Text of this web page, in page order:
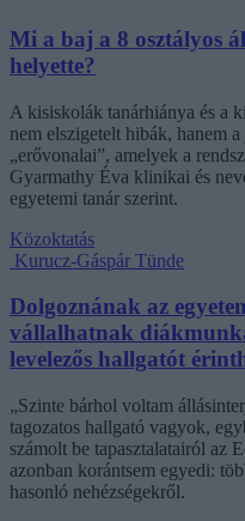
Mi a baj a 8 osztályos
helyette?
A kisiskolák tanárhiánya és a
nem elszigetelt hibák, hanem
„erővonalai”, amelyek a
Gyarmathy Éva klinikai és
egyetemi tanár szerint.
Közoktatás
Kurucz-Gáspár Tünde
Dolgoznának az
vállalhatnak
levelezős hallgatót
„Szinte bárhol voltam
tagozatos hallgató vagyok,
számolt be tapasztalatairól az
azonban korántsem egyedi:
hasonló nehézségekről.